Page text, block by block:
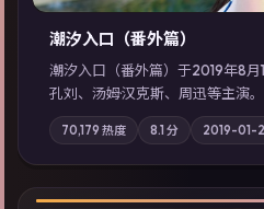
潮汐入口（番外篇）
潮汐入口（番外篇）于2019年8月
孔刘、汤姆·汉克斯、周迅等主演
小镇的平静被一封匿名信彻底打
站内亦可通过「国产免费观看高
型高分佳作，畅享高清在线追剧
70,179 热度 8.1 分 2019-01-